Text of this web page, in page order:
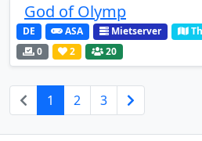
God of Olymp
DE ASA Mietserver
0
2 20
1 2 3